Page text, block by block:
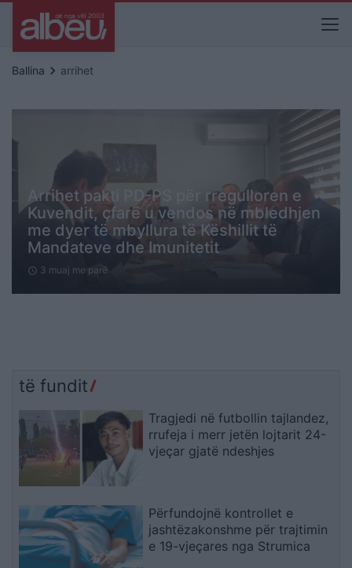
Ballina keyboard_arrow_right arrihet
Arrihet pakti PD-PS për rregulloren e
Kuvendit, çfarë u vendos në mbledhjen
me dyer të mbyllura të Këshillit të
Mandateve dhe Imunitetit
schedule 3 muaj me parë
të fundit
Tragjedi në futbollin tajlandez,
rrufeja i merr jetën lojtarit 24-
vjeçar gjatë ndeshjes
Përfundojnë kontrollet e
jashtëzakonshme për trajtimin
e 19-vjeçares nga Strumica